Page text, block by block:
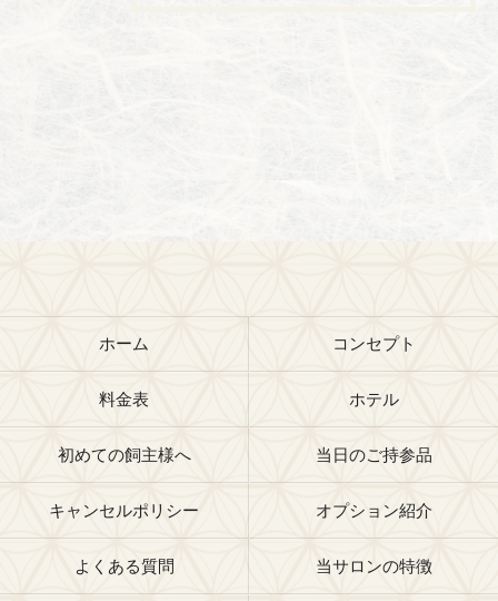
ホーム コンセプト
料金表 ホテル
初めての飼主様へ 当日のご持参品
キャンセルポリシー オプション紹介
よくある質問 当サロンの特徴